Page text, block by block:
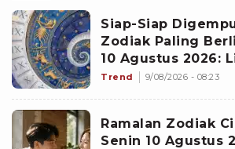
Siap-Siap
Zodiak Paling
10 Agustus 2026:
Proyek Emas
Trend 9/08/2026 - 08:23
Ramalan Zodiak
Senin 10 Agustus